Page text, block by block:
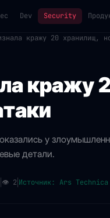
Dev Security
кражу 20 хранилищ,
кражу
у
детали.
👁 2 Источник: Ars Technica